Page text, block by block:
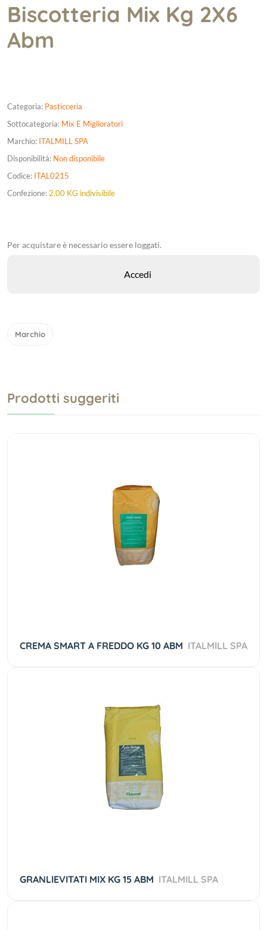
Biscotteria Mix Kg 2X6
Abm
Categoria: Pasticceria
Sottocategoria: Mix E Miglioratori
Marchio: ITALMILL SPA
Disponibilità: Non disponibile
Codice: ITAL0215
Confezione: 2,00 KG indivisibile
Per acquistare è necessario essere loggati.
Marchio
Prodotti suggeriti
CREMA SMART A FREDDO KG 10 ABM ITALMILL SPA
GRANLIEVITATI MIX KG 15 ABM ITALMILL SPA